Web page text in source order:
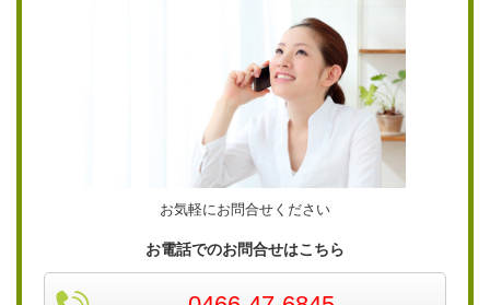
お気軽にお問合せください
お電話でのお問合せはこちら